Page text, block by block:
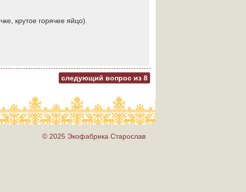
крутое горячее яйцо).
следующий вопрос из 8
© 2025 Экофабрика Старослав